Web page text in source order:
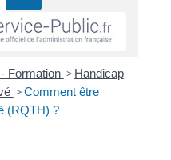
Formation > Handicap
>Comment être
(RQTH) ?